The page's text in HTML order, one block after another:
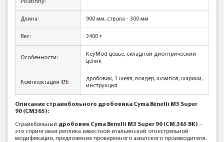
Picatinny:
Длина: 900 мм, ствола - 300 мм
Вес: 2400 г
Особенности:
KeyMod цевье, складной диоптрический
целик
Комплектация (?):
дробовик, 1 шелл, лоадер, шомпол, шарики,
инструкция
Описание страйкбольного дробовика Cyma Benelli M3 Super
90 (CM365):
Страйкбольный дробовик Cyma Benelli M3 Super 90 (CM.365 BK) –
это спринговая реплика известной итальянской огнестрельной
модификации, предложение проверенного азиатского производителя.